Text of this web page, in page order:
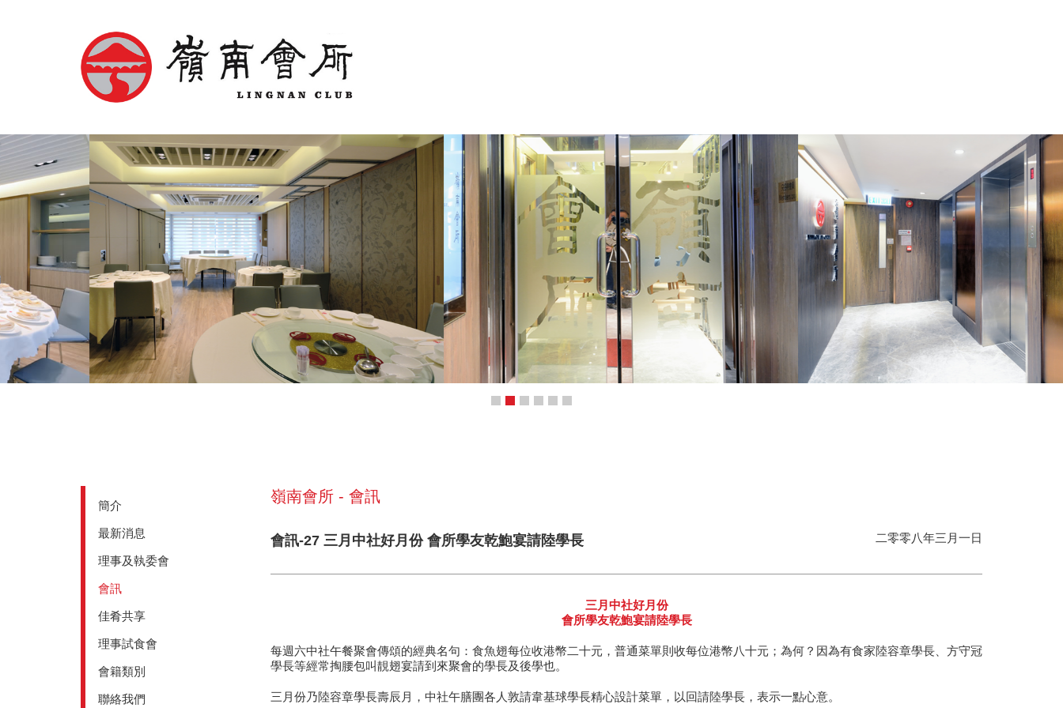
簡介
最新消息
理事及執委會
會訊
佳肴共享
理事試食會
會籍類別
聯絡我們
嶺南會所 - 會訊
會訊-27 三月中社好月份 會所學友乾鮑宴請陸學長 二零零八年三月一日
三月中社好月份
會所學友乾鮑宴請陸學長
每週六中社午餐聚會傳頌的經典名句：食魚翅每位收港幣二十元，普通菜單則收每位港幣八十元；為何？因為有食家陸容章學長、方守冠
學長等經常掏腰包叫靚翅宴請到來聚會的學長及後學也。
三月份乃陸容章學長壽辰月，中社午膳團各人敦請韋基球學長精心設計菜單，以回請陸學長，表示一點心意。